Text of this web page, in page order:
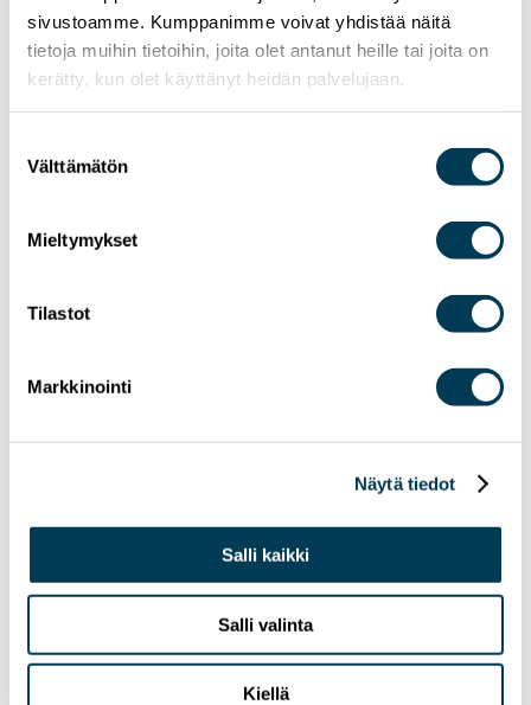
sivustoamme. Kumppanimme voivat yhdistää näitä
tietoja muihin tietoihin, joita olet antanut heille tai joita on
kerätty, kun olet käyttänyt heidän palvelujaan.
valinta
Välttämätön
Mieltymykset
Tilastot
Markkinointi
Näytä tiedot
Salli kaikki
Salli valinta
Kiellä
Aura Sallan uutiskirje | Heinäkuu 2026